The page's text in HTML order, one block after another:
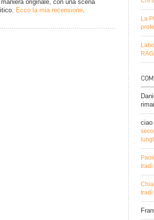
originale, con una scena
Ecco la mia recensione
La
ciao
tradì
tradì